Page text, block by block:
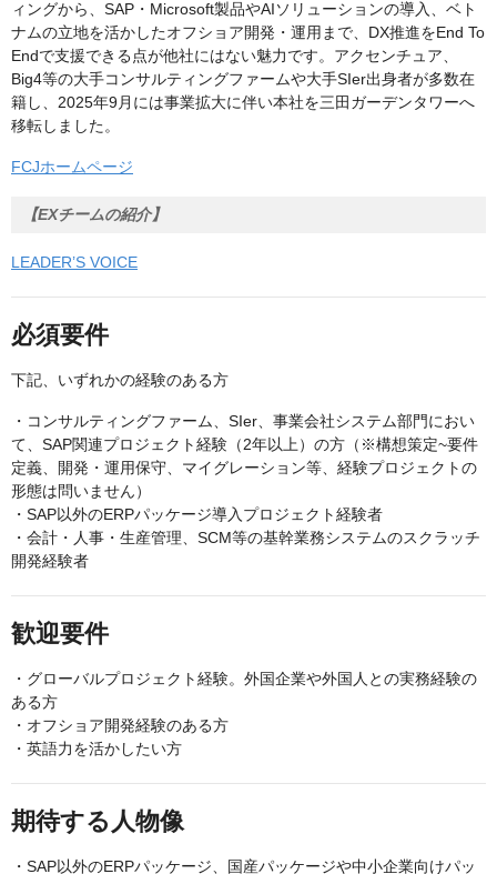
ィングから、SAP・Microsoft製品やAIソリューションの導入、ベト
ナムの立地を活かしたオフショア開発・運用まで、DX推進をEnd To
Endで支援できる点が他社にはない魅力です。アクセンチュア、
Big4等の大手コンサルティングファームや大手SIer出身者が多数在
籍し、2025年9月には事業拡大に伴い本社を三田ガーデンタワーへ
移転しました。
FCJホームページ
【EXチームの紹介】
LEADER’S VOICE
必須要件
下記、いずれかの経験のある方
・コンサルティングファーム、SIer、事業会社システム部門におい
て、SAP関連プロジェクト経験（2年以上）の方（※構想策定~要件
定義、開発・運用保守、マイグレーション等、経験プロジェクトの
形態は問いません）
・SAP以外のERPパッケージ導入プロジェクト経験者
・会計・人事・生産管理、SCM等の基幹業務システムのスクラッチ
開発経験者
歓迎要件
・グローバルプロジェクト経験。外国企業や外国人との実務経験の
ある方
・オフショア開発経験のある方
・英語力を活かしたい方
期待する人物像
・SAP以外のERPパッケージ、国産パッケージや中小企業向けパッ